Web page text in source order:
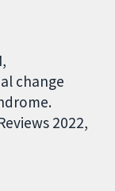
change
2022,